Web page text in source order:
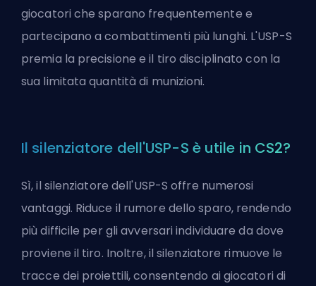
giocatori che sparano frequentemente e
partecipano a combattimenti più lunghi. L'USP-S
premia la precisione e il tiro disciplinato con la
sua limitata quantità di munizioni.
Il silenziatore dell'USP-S è utile in CS2?
Sì, il silenziatore dell'USP-S offre numerosi
vantaggi. Riduce il rumore dello sparo, rendendo
più difficile per gli avversari individuare da dove
proviene il tiro. Inoltre, il silenziatore rimuove le
tracce dei proiettili, consentendo ai giocatori di